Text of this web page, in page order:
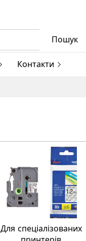
Пошук
Контакти
Для спеціалізованих